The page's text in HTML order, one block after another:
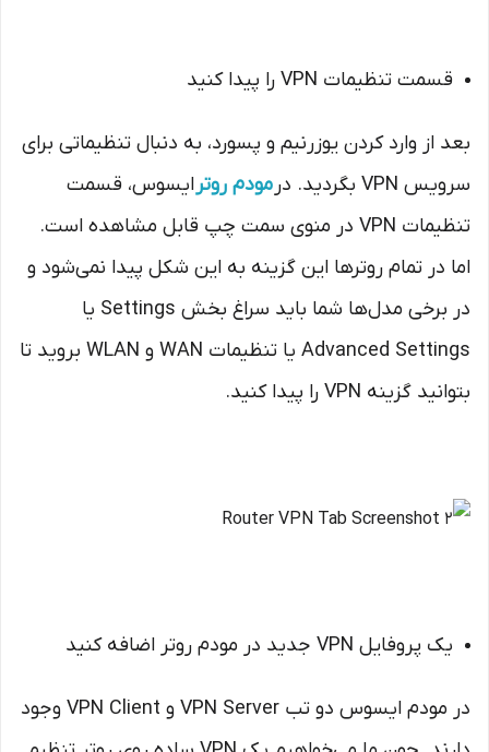
قسمت تنظیمات VPN را پیدا کنید
بعد از وارد کردن یوزرنیم و پسورد، به دنبال تنظیماتی برای
سرویس VPN بگردید. در
مودم روترایسوس، قسمت
تنظیمات VPN در منوی سمت چپ قابل مشاهده است.
اما در تمام روترها این گزینه به این شکل پیدا نمی‌شود و
در برخی مدل‌ها شما باید سراغ بخش Settings یا
Advanced Settings یا تنظیمات WAN و WLAN بروید تا
بتوانید گزینه VPN را پیدا کنید.
یک پروفایل VPN جدید در مودم روتر اضافه کنید
در مودم ایسوس دو تب VPN Server و VPN Client وجود